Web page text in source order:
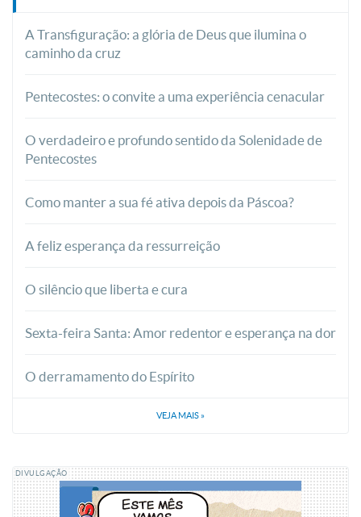
A Transfiguração: a glória de Deus que ilumina o
caminho da cruz
Pentecostes: o convite a uma experiência cenacular
O verdadeiro e profundo sentido da Solenidade de
Pentecostes
Como manter a sua fé ativa depois da Páscoa?
A feliz esperança da ressurreição
O silêncio que liberta e cura
Sexta-feira Santa: Amor redentor e esperança na dor
O derramamento do Espírito
VEJA MAIS »
DIVULGAÇÃO